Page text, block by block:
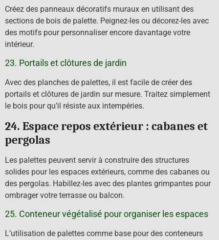
Créez des panneaux décoratifs muraux en utilisant des
sections de bois de palette. Peignez-les ou décorez-les avec
des motifs pour personnaliser encore davantage votre
intérieur.
23. Portails et clôtures de jardin
Avec des planches de palettes, il est facile de créer des
portails et clôtures de jardin sur mesure. Traitez simplement
le bois pour qu’il résiste aux intempéries.
24. Espace repos extérieur : cabanes et
pergolas
Les palettes peuvent servir à construire des structures
solides pour les espaces extérieurs, comme des cabanes ou
des pergolas. Habillez-les avec des plantes grimpantes pour
ombrager votre terrasse ou balcon.
25. Conteneur végétalisé pour organiser les espaces
L’utilisation de palettes comme base pour des conteneurs